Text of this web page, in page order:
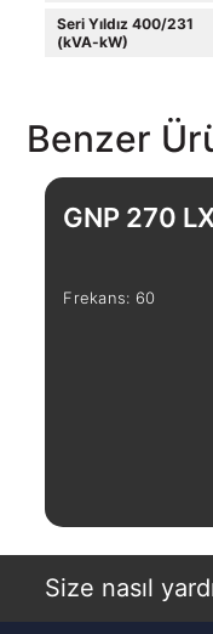
Seri Yıldız 400/231
(kVA-kW)
Benzer
GNP 270
Frekans: 60
Size nasıl